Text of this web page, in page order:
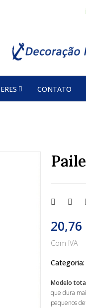
CONTATO
20,76
Com IVA
Categoria:
Modelo
que dura
pequenos